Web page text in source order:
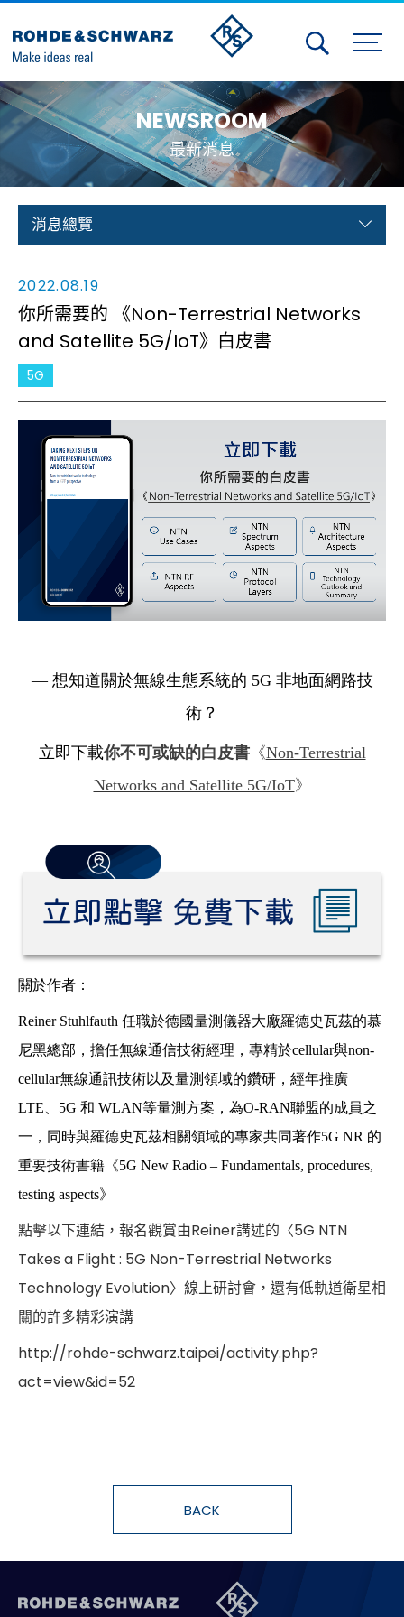
Activities
Contact Us
Member
Calendar
Test and Measurement
Aerospace | Defense | Security
Broadcast and Media
Cybersecurity
NEWSROOM
最新消息
消息總覽
2022.08.19
你所需要的 《Non-Terrestrial Networks
and Satellite 5G/IoT》白皮書
5G
— 想知道關於無線生態系統的 5G 非地面網路技
術？
立即下載你不可或缺的白皮書《Non-Terrestrial
Networks and Satellite 5G/IoT》
關於作者：
Reiner Stuhlfauth 任職於德國量測儀器大廠羅德史瓦茲的慕
尼黑總部，擔任無線通信技術經理，專精於cellular與non-
cellular無線通訊技術以及量測領域的鑽研，經年推廣
LTE、5G 和 WLAN等量測方案，為O-RAN聯盟的成員之
一，同時與羅德史瓦茲相關領域的專家共同著作5G NR 的
重要技術書籍《5G New Radio – Fundamentals, procedures,
testing aspects》
點擊以下連結，報名觀賞由Reiner講述的〈5G NTN
Takes a Flight : 5G Non-Terrestrial Networks
Technology Evolution〉線上研討會，還有低軌道衛星相
關的許多精彩演講
http://rohde-schwarz.taipei/activity.php?
act=view&id=52
BACK